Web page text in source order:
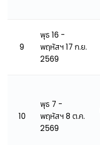
9
พุธ 16 -
พฤหัสฯ 17 ก.ย.
2569
10
พุธ 7 -
พฤหัสฯ 8 ต.ค.
2569